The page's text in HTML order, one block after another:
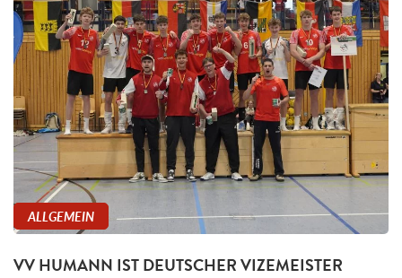
ALLGEMEIN
VV HUMANN IST DEUTSCHER VIZEMEISTER